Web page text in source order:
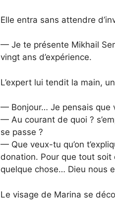
Elle entra sans attendre
— Je te présente Mikhail
vingt ans d’expérience.
L’expert lui tendit la main,
— Bonjour… Je pensais que
— Au courant de quoi ?
se passe ?
— Que veux-tu qu’on
donation. Pour que tout soit
quelque chose… Dieu nous
Le visage de Marina se